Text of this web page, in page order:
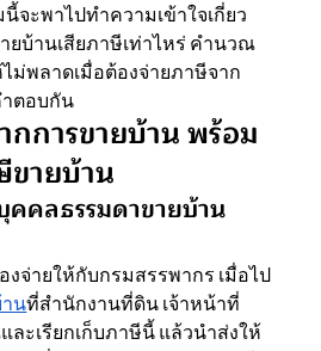
จะพาไปทำความเข้าใจเกี่ยว
ยบ้านเสียภาษีเท่าไหร่ คำนวณ
ม่พลาดเมื่อต้องจ่ายภาษีจาก
ตอบกัน
กการขายบ้าน พร้อม
ายบ้าน
คคลธรรมดาขายบ้าน
จ่ายให้กับกรมสรรพากร เมื่อไป
นที่สำนักงานที่ดิน เจ้าหน้าที่
ะเรียกเก็บภาษีนี้ แล้วนำส่งให้